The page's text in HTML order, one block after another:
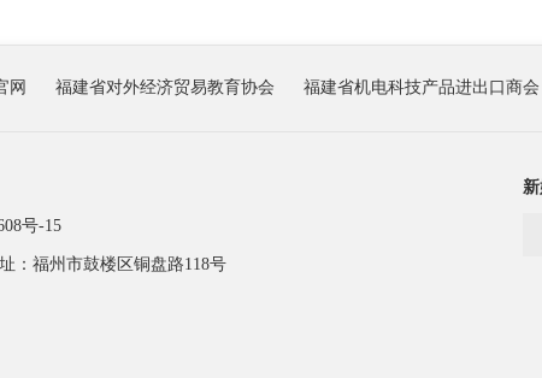
网 福建省对外经济贸易教育协会 福建省机电科技产品进出口商会
号-15
：福州市鼓楼区铜盘路118号